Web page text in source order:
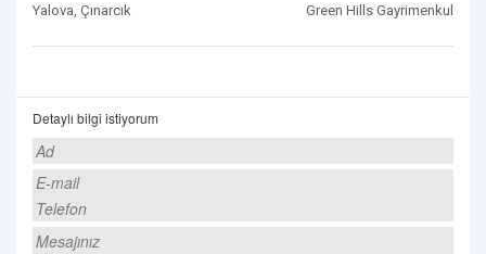
Yalova, Çınarcık Green Hills Gayrimenkul
Detaylı bilgi istiyorum